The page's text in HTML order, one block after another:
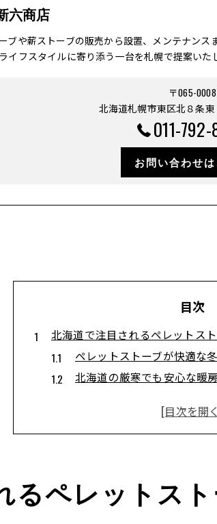
六商店
ブや薪ストーブの販売から設置、メンテナン
イフスタイルに寄り添う一台を札幌で提案いた
〒065-0008
北海道札幌市東区北８条東
011-
お問い合わせ
目次
北海道で注目されるペレットス
ペレットストーブが快適な
北海道の厳寒でも安心な暖
燃料供給が安定するペレッ
ペレットストーブの暖房力
北海道の長い冬に強いペレ
るペレットス